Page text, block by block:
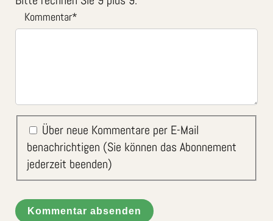
Kommentar*
Über neue Kommentare per E-Mail
benachrichtigen (Sie können das Abonnement
jederzeit beenden)
Kommentar absenden